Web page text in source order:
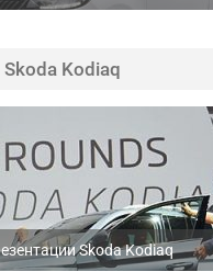
Kodiaq
Skoda Kodiaq